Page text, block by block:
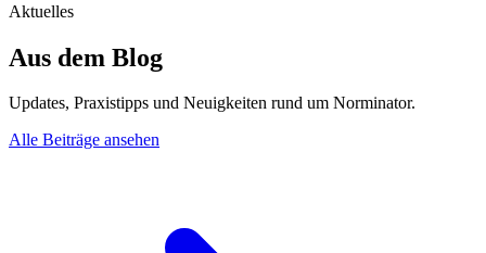
Aktuelles
Aus dem Blog
Updates, Praxistipps und Neuigkeiten rund um Norminator.
Alle Beiträge ansehen